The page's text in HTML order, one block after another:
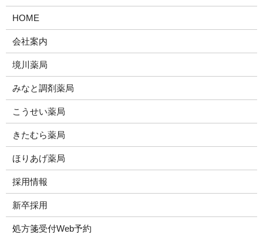
HOME
会社案内
境川薬局
みなと調剤薬局
こうせい薬局
きたむら薬局
ほりあげ薬局
採用情報
新卒採用
処方箋受付Web予約